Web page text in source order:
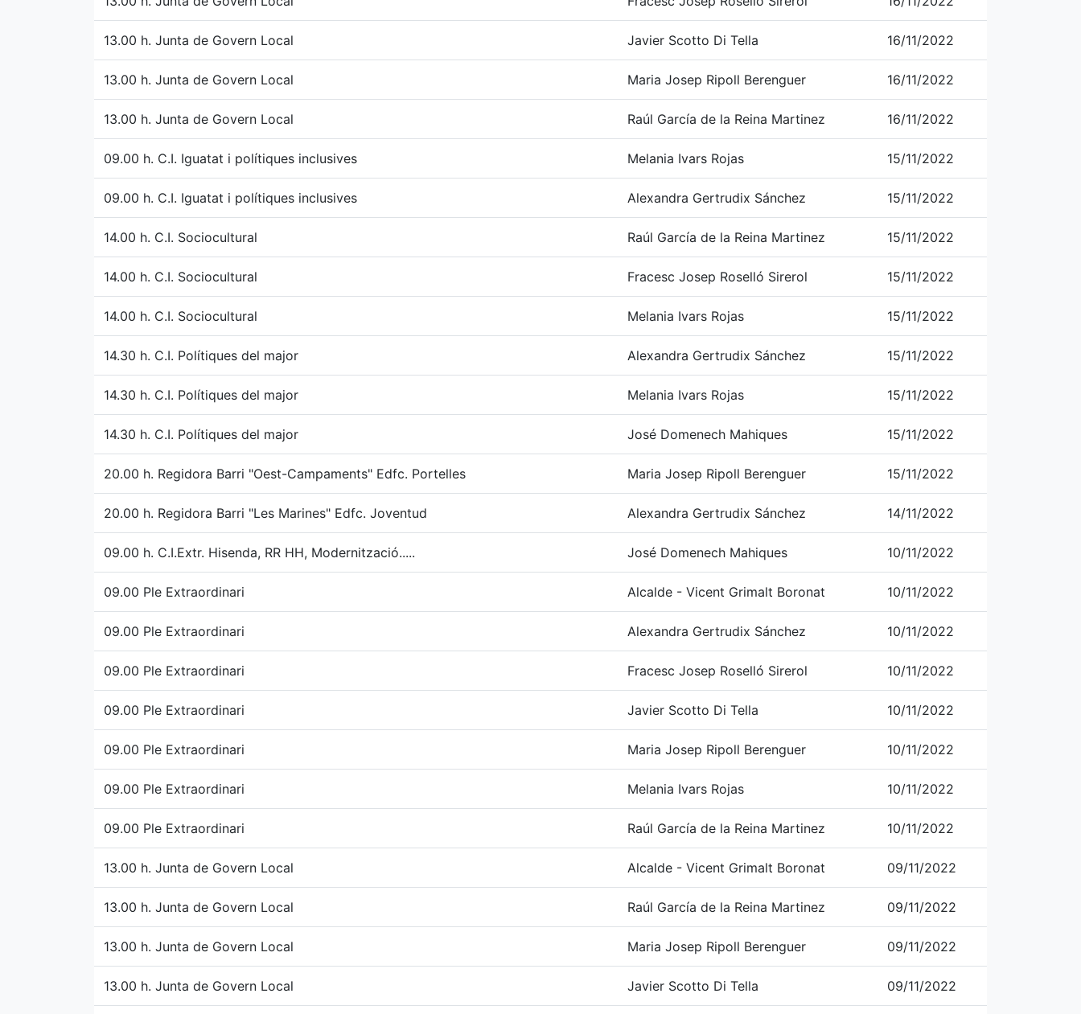
13.00 h. Junta de Govern Local Javier Scotto Di Tella 16/11/2022
13.00 h. Junta de Govern Local Maria Josep Ripoll Berenguer 16/11/2022
13.00 h. Junta de Govern Local Raúl García de la Reina Martinez 16/11/2022
09.00 h. C.I. Iguatat i polítiques inclusives Melania Ivars Rojas 15/11/2022
09.00 h. C.I. Iguatat i polítiques inclusives Alexandra Gertrudix Sánchez 15/11/2022
14.00 h. C.I. Sociocultural Raúl García de la Reina Martinez 15/11/2022
14.00 h. C.I. Sociocultural Fracesc Josep Roselló Sirerol 15/11/2022
14.00 h. C.I. Sociocultural Melania Ivars Rojas 15/11/2022
14.30 h. C.I. Polítiques del major Alexandra Gertrudix Sánchez 15/11/2022
14.30 h. C.I. Polítiques del major Melania Ivars Rojas 15/11/2022
14.30 h. C.I. Polítiques del major José Domenech Mahiques 15/11/2022
20.00 h. Regidora Barri "Oest-Campaments" Edfc. Portelles Maria Josep Ripoll Berenguer 15/11/2022
20.00 h. Regidora Barri "Les Marines" Edfc. Joventud Alexandra Gertrudix Sánchez 14/11/2022
09.00 h. C.I.Extr. Hisenda, RR HH, Modernització..... José Domenech Mahiques 10/11/2022
09.00 Ple Extraordinari Alcalde - Vicent Grimalt Boronat 10/11/2022
09.00 Ple Extraordinari Alexandra Gertrudix Sánchez 10/11/2022
09.00 Ple Extraordinari Fracesc Josep Roselló Sirerol 10/11/2022
09.00 Ple Extraordinari Javier Scotto Di Tella 10/11/2022
09.00 Ple Extraordinari Maria Josep Ripoll Berenguer 10/11/2022
09.00 Ple Extraordinari Melania Ivars Rojas 10/11/2022
09.00 Ple Extraordinari Raúl García de la Reina Martinez 10/11/2022
13.00 h. Junta de Govern Local Alcalde - Vicent Grimalt Boronat 09/11/2022
13.00 h. Junta de Govern Local Raúl García de la Reina Martinez 09/11/2022
13.00 h. Junta de Govern Local Maria Josep Ripoll Berenguer 09/11/2022
13.00 h. Junta de Govern Local Javier Scotto Di Tella 09/11/2022